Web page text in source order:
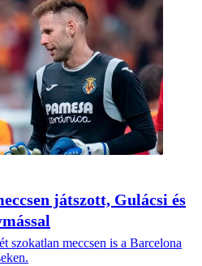
játszott, Gulácsi és
szokatlan meccsen is a Barcelona